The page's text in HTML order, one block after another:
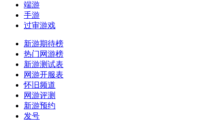
端游
手游
过审游戏
新游期待榜
热门网游榜
新游测试表
网游开服表
怀旧频道
网游评测
新游预约
发号